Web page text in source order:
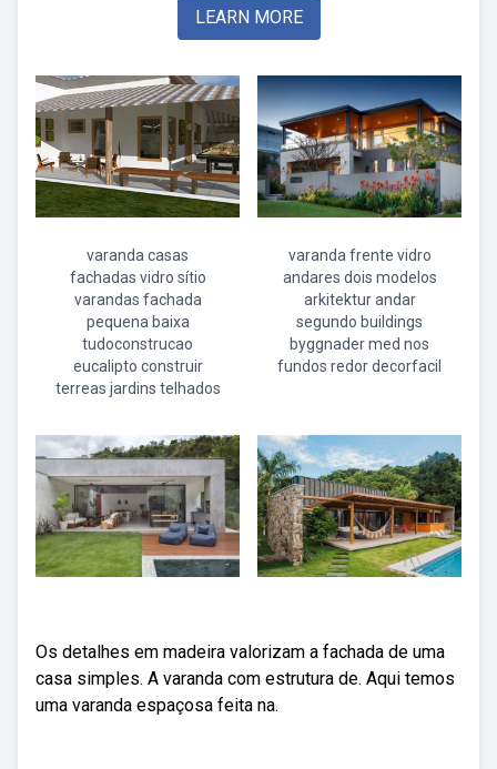
LEARN MORE
varanda casas
fachadas vidro sítio
varandas fachada
pequena baixa
tudoconstrucao
eucalipto construir
terreas jardins telhados
varanda frente vidro
andares dois modelos
arkitektur andar
segundo buildings
byggnader med nos
fundos redor decorfacil
Os detalhes em madeira valorizam a fachada de uma
casa simples. A varanda com estrutura de. Aqui temos
uma varanda espaçosa feita na.